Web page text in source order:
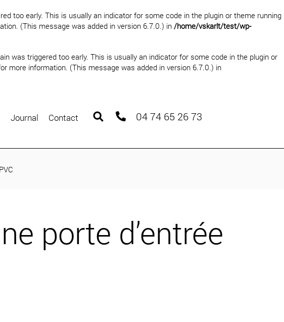
too early. This is usually an indicator for some code in the plugin or theme running
(This message was added in version 6.7.0.) in /home/vskarlt/test/wp-
was triggered too early. This is usually an indicator for some code in the plugin or
more information. (This message was added in version 6.7.0.) in
04 74 65 26 73
Journal Contact
porte d’entrée